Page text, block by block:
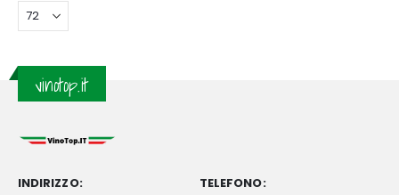
vinotop.it
INDIRIZZO:
TELEFONO: